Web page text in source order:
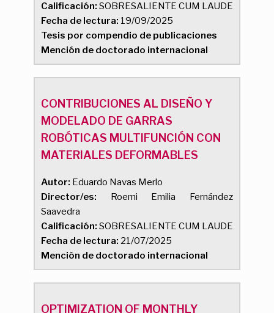
Calificación: SOBRESALIENTE CUM LAUDE
Fecha de lectura: 19/09/2025
Tesis por compendio de publicaciones
Mención de doctorado internacional
CONTRIBUCIONES AL DISEÑO Y
MODELADO DE GARRAS
ROBÓTICAS MULTIFUNCIÓN CON
MATERIALES DEFORMABLES
Autor: Eduardo Navas Merlo
Director/es: Roemi Emilia Fernández
Saavedra
Calificación: SOBRESALIENTE CUM LAUDE
Fecha de lectura: 21/07/2025
Mención de doctorado internacional
OPTIMIZATION OF MONTHLY